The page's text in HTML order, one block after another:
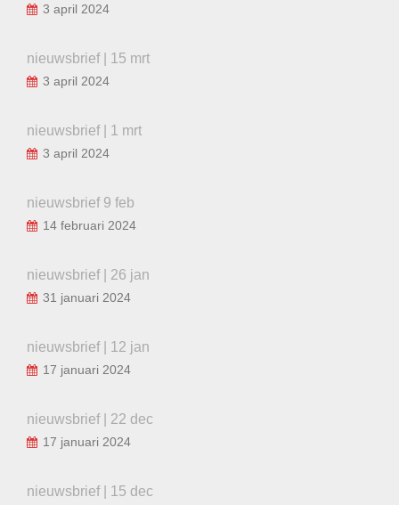
3 april 2024
nieuwsbrief | 15 mrt
3 april 2024
nieuwsbrief | 1 mrt
3 april 2024
nieuwsbrief 9 feb
14 februari 2024
nieuwsbrief | 26 jan
31 januari 2024
nieuwsbrief | 12 jan
17 januari 2024
nieuwsbrief | 22 dec
17 januari 2024
nieuwsbrief | 15 dec